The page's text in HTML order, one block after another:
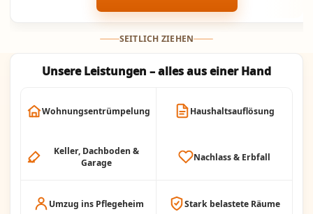
SEITLICH ZIEHEN
Unsere Leistungen – alles aus einer Hand
Wohnungsentrümpelung Haushaltsauflösung
Keller, Dachboden &
Garage
Nachlass & Erbfall
Umzug ins Pflegeheim Stark belastete Räume